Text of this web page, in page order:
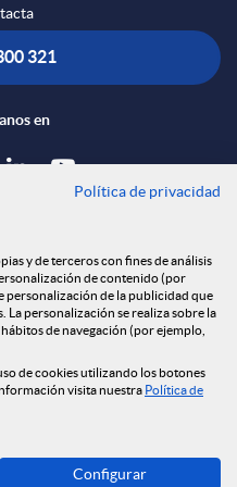
321
en
cookies
Online
ahora
Política de privacidad
y de terceros con fines de análisis
de contenido (por
personalización de la publicidad que
La personalización se realiza sobre la
de navegación (por ejemplo,
de cookies utilizando los botones
visita nuestra Política de
Configurar